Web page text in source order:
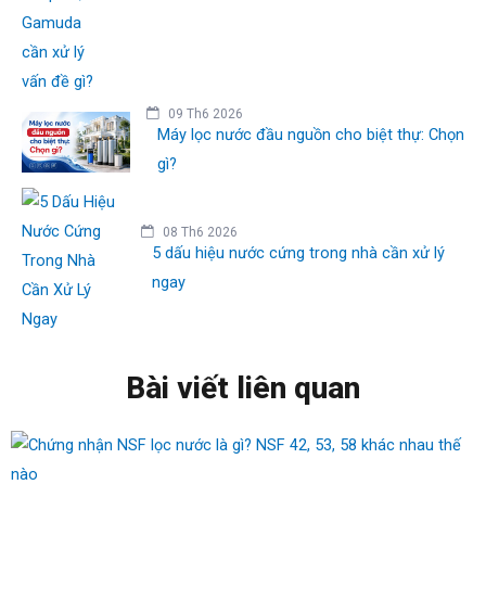
09 Th6 2026
Máy lọc nước đầu nguồn cho biệt thự: Chọn
gì?
08 Th6 2026
5 dấu hiệu nước cứng trong nhà cần xử lý
ngay
Bài viết liên quan